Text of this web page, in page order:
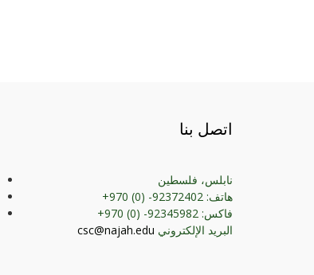
اتصل بنا
نابلس، فلسطين
هاتف: 92372402- (0) 970+
فاكس: 92345982- (0) 970+
البريد الإلكتروني csc@najah.edu